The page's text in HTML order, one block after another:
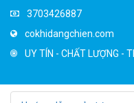
3703426887
cokhidangchien.com
UY TÍN - CHẤT LƯỢNG -